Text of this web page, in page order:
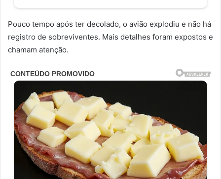
Pouco tempo após ter decolado, o avião explodiu e não há
registro de sobreviventes. Mais detalhes foram expostos e
chamam atenção.